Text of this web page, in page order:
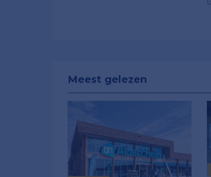
Meest gelezen